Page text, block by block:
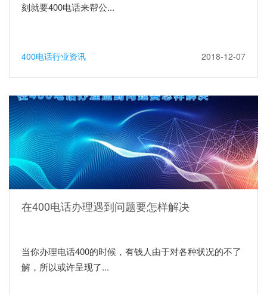
刻就要400电话来帮公...
400电话行业资讯 2018-12-07
在400电话办理遇到问题要怎样解决
当你办理电话400的时候，有钱人由于对各种状况的不了
解，所以或许呈现了...